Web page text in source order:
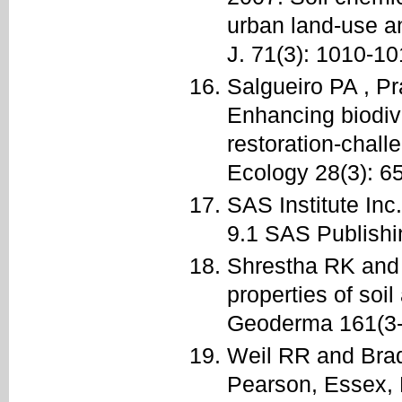
urban land-use
J. 71(3): 1010-
Salgueiro PA ,
Enhancing
restoration-
Ecology 28(3):
SAS Institute
9.1 SAS
Shrestha RK
properties of
Geoderma
Weil RR and
Pearson, Essex,